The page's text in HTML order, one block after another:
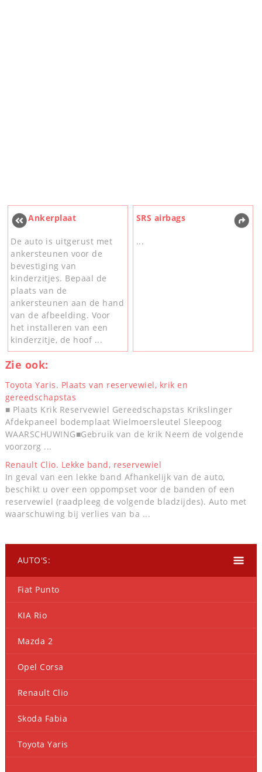
Ankerplaat
De auto is uitgerust met
ankersteunen voor de
bevestiging van
kinderzitjes. Bepaal de
plaats van de
ankersteunen aan de hand
van de afbeelding. Voor
het installeren van een
kinderzitje, de hoof ...
SRS airbags
...
Zie ook:
Toyota Yaris. Plaats van reservewiel, krik en
gereedschapstas
■ Plaats Krik Reservewiel Gereedschapstas Krikslinger
Afdekpaneel bodemplaat Wielmoersleutel Sleepoog
WAARSCHUWING■Gebruik van de krik Neem de volgende
voorzorg ...
Renault Clio. Lekke band, reservewiel
In geval van een lekke band Afhankelijk van de auto,
beschikt u over een oppompset voor de banden of een
reservewiel (raadpleeg de volgende bladzijdes). Auto met
waarschuwing bij verlies van ba ...
AUTO'S:
Fiat Punto
KIA Rio
Mazda 2
Opel Corsa
Renault Clio
Skoda Fabia
Toyota Yaris